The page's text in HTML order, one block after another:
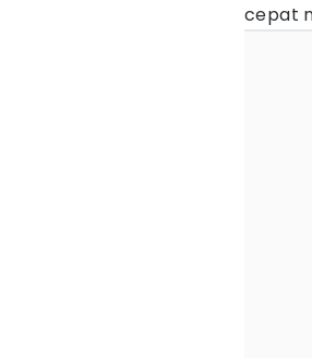
cepat